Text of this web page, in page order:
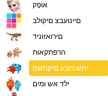
אּופָק
םיינועבצ םיקולב
םירואזוניד
הרפתקאות
יתש רובע םיקחשמ
ילד אש ומים